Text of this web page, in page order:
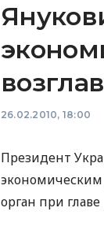
26.02.2010, 18:00
Президент
орган при главе